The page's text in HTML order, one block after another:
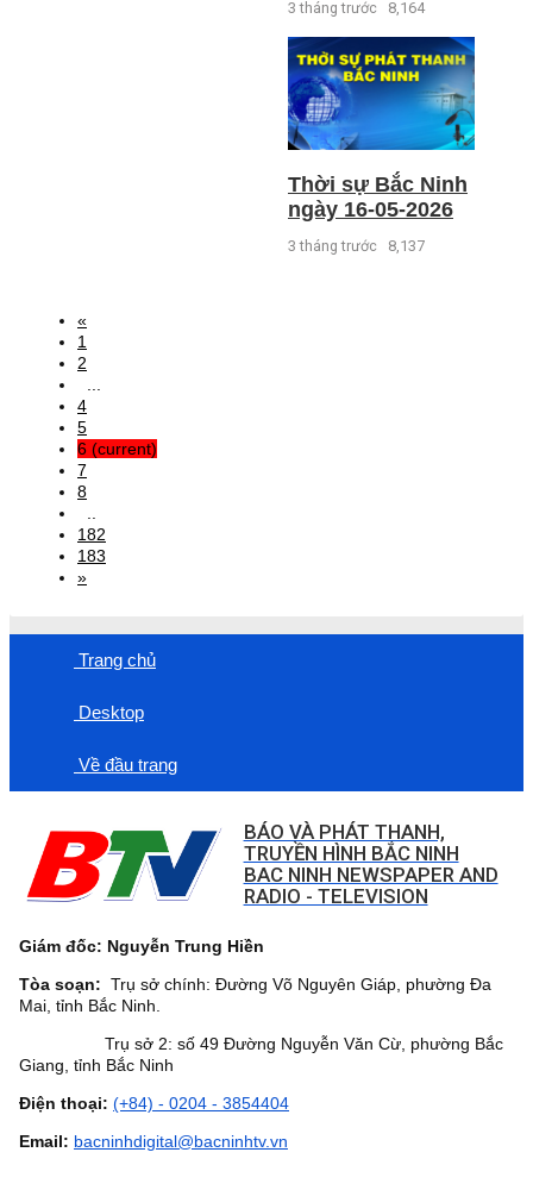
3 tháng trước 8,164
Thời sự Bắc Ninh
ngày 16-05-2026
3 tháng trước 8,137
«
1
2
4
5
6 (current)
7
8
182
183
»
Trang chủ
Desktop
Về đầu trang
BÁO VÀ PHÁT THANH,
TRUYỀN HÌNH BẮC NINH
BAC NINH NEWSPAPER AND
RADIO - TELEVISION
Giám đốc: Nguyễn Trung Hiền
Tòa soạn: Trụ sở chính: Đường Võ Nguyên Giáp, phường Đa
Mai, tỉnh Bắc Ninh.
Trụ sở 2: số 49 Đường Nguyễn Văn Cừ, phường Bắc
Giang, tỉnh Bắc Ninh
Điện thoại: (+84) - 0204 - 3854404
Email: bacninhdigital@bacninhtv.vn